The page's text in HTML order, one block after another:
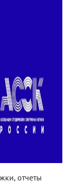
отчеты